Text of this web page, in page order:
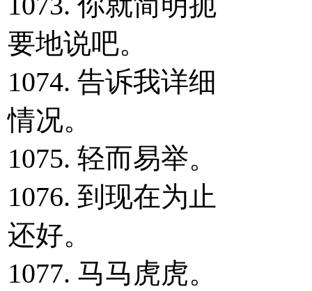
要地说吧。
1074. 告诉我详细
情况。
1075. 轻而易举。
1076. 到现在为止
还好。
1077. 马马虎虎。